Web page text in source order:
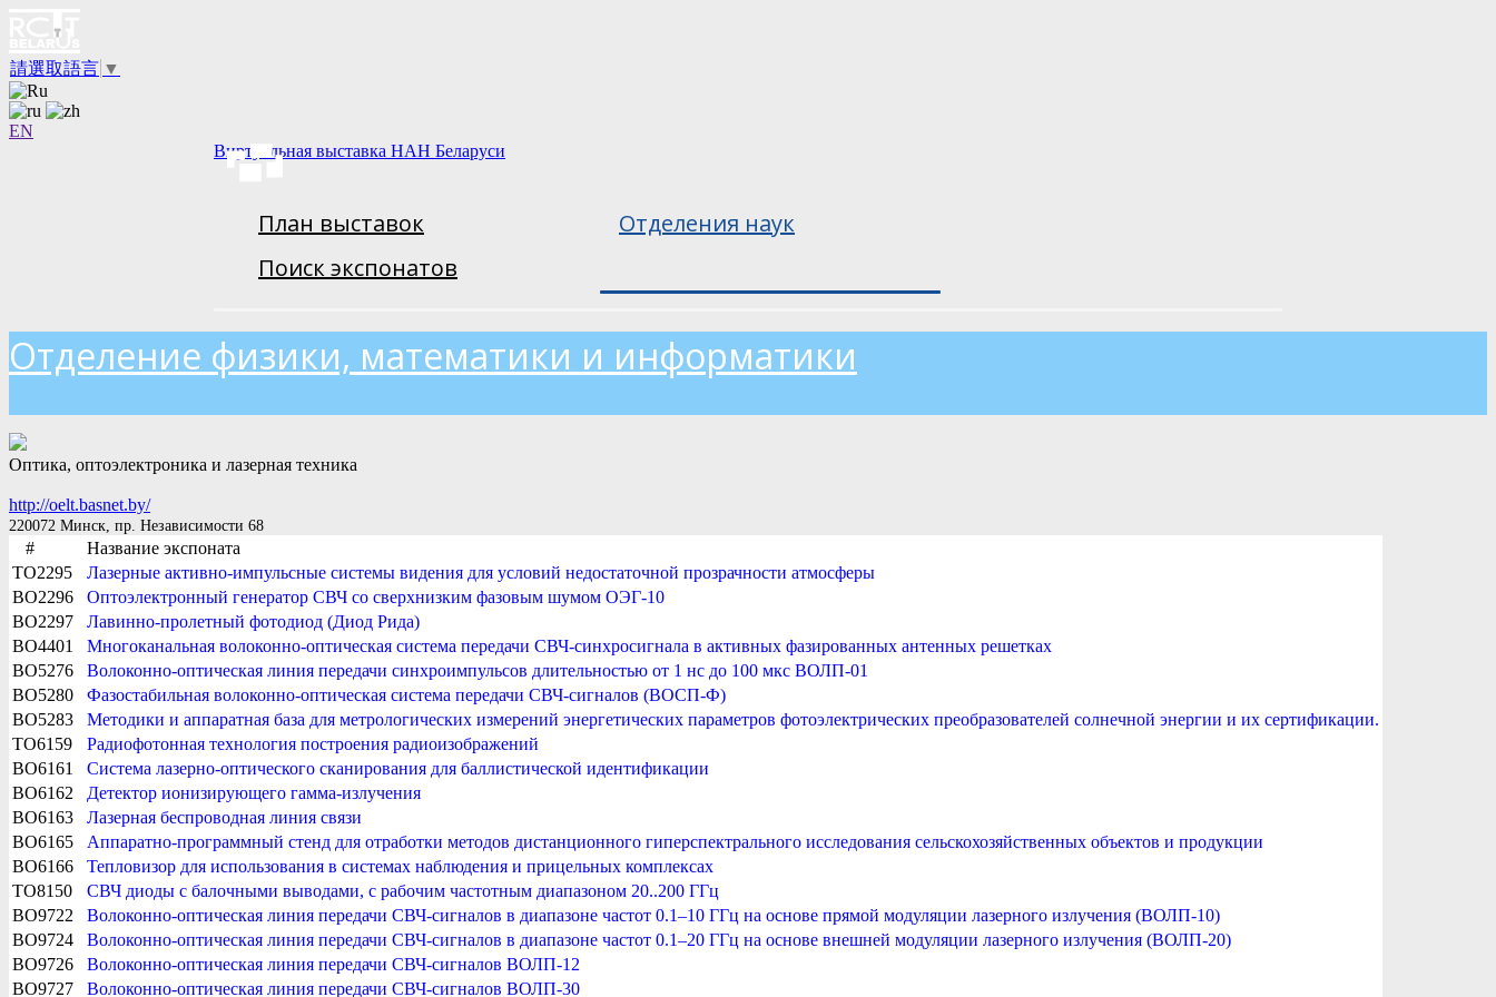
請選取語言 ▼
EN
Виртуальная выставка НАН Беларуси
План выставок
Отделения наук
Поиск экспонатов
Отделение физики, математики и информатики
Оптика, оптоэлектроника и лазерная техника
http://oelt.basnet.by/
220072 Минск, пр. Независимости 68
#
Название экспоната
TO2295
Лазерные активно-импульсные системы видения для условий недостаточной прозрачности атмосферы
BO2296
Оптоэлектронный генератор СВЧ со сверхнизким фазовым шумом ОЭГ-10
BO2297
Лавинно-пролетный фотодиод (Диод Рида)
BO4401
Многоканальная волоконно-оптическая система передачи СВЧ-синхросигнала в активных фазированных антенных решетках
BO5276
Волоконно-оптическая линия передачи синхроимпульсов длительностью от 1 нс до 100 мкс ВОЛП-01
BO5280
Фазостабильная волоконно-оптическая система передачи СВЧ-сигналов (ВОСП-Ф)
BO5283
Методики и аппаратная база для метрологических измерений энергетических параметров фотоэлектрических преобразователей солнечной энергии и их сертификации.
TO6159
Радиофотонная технология построения радиоизображений
BO6161
Система лазерно-оптического сканирования для баллистической идентификации
BO6162
Детектор ионизирующего гамма-излучения
BO6163
Лазерная беспроводная линия связи
BO6165
Аппаратно-программный стенд для отработки методов дистанционного гиперспектрального исследования сельскохозяйственных объектов и продукции
BO6166
Тепловизор для использования в системах наблюдения и прицельных комплексах
TO8150
СВЧ диоды с балочными выводами, с рабочим частотным диапазоном 20..200 ГГц
BO9722
Волоконно-оптическая линия передачи СВЧ-сигналов в диапазоне частот 0.1–10 ГГц на основе прямой модуляции лазерного излучения (ВОЛП-10)
BO9724
Волоконно-оптическая линия передачи СВЧ-сигналов в диапазоне частот 0.1–20 ГГц на основе внешней модуляции лазерного излучения (ВОЛП-20)
BO9726
Волоконно-оптическая линия передачи СВЧ-сигналов ВОЛП-12
BO9727
Волоконно-оптическая линия передачи СВЧ-сигналов ВОЛП-30